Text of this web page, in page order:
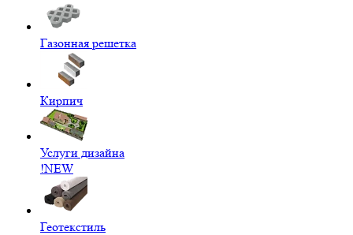
Газонная решетка
Кирпич
Услуги дизайна
!NEW
Геотекстиль